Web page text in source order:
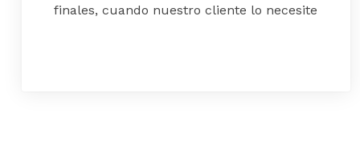
finales, cuando nuestro cliente lo necesite